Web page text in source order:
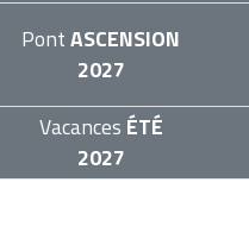
PontASCENSION
2027
Vacances ÉTÉ
2027